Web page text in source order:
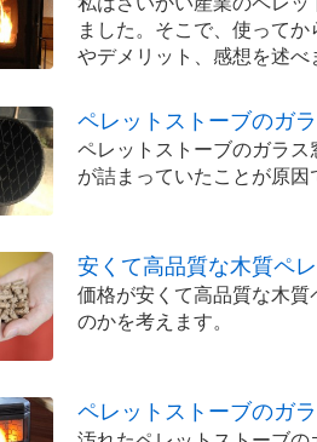
ました。そこで、使って
やデメリット、感想を述べ
ペレットストーブのガ
ペレットストーブのガラ
が詰まっていたことが原因
安くて高品質な木質ペ
価格が安くて高品質な木
のかを考えます。
ペレットストーブのガ